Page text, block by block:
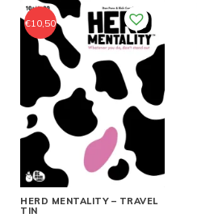
HERD MENTALITY – TRAVEL
TIN
€10,50